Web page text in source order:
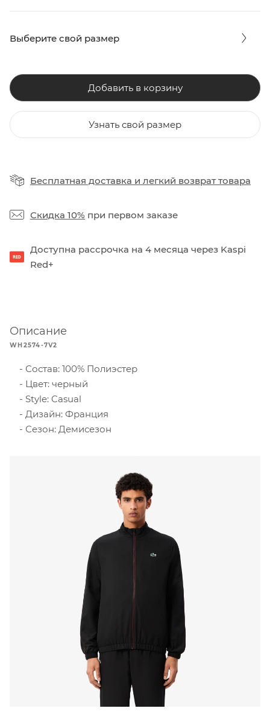
Выберите свой размер
Добавить в корзину
Узнать свой размер
Бесплатная доставка и легкий возврат товара
Скидка 10% при первом заказе
Доступна рассрочка на 4 месяца через Kaspi
Red+
Описание
WH2574-7V2
Состав: 100% Полиэстер
Цвет: черный
Style: Casual
Дизайн: Франция
Сезон: Демисезон